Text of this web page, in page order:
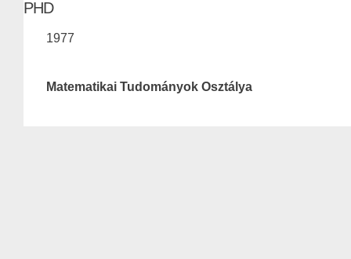
PHD
1977
Matematikai Tudományok Osztálya